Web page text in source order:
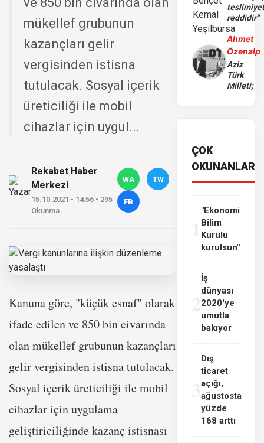
mükellef grubunun
kazançları gelir
vergisinden istisna
tutulacak. Sosyal içerik
üreticiliği ile mobil
cihazlar için uygul...
Rekabet Haber
Merkezi
15.10.2021 - 14:56 • 295
Okunma
WA TW
FB
Kanuna göre, "küçük esnaf" olarak
ifade edilen ve 850 bin civarında
olan mükellef grubunun kazançları
gelir vergisinden istisna tutulacak.
Sosyal içerik üreticiliği ile mobil
cihazlar için uygulama
geliştiriciliğinde kazanç istisnası
reddidir"
Ahmet
Özenalp
Aziz
Türk
Milleti;
ÇOK
OKUNANLAR
"Ekonomi
Bilim
Kurulu
kurulsun"
İş
dünyası
2020'ye
umutla
bakıyor
3
Dış
ticaret
açığı,
ağustosta
yüzde
168 arttı